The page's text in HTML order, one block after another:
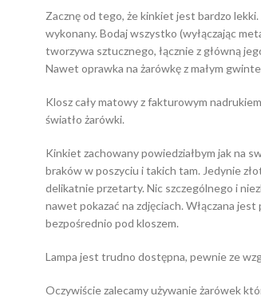
Zacznę od tego, że kinkiet jest bardzo
wykonany. Bodaj wszystko (wyłączając
tworzywa sztucznego, łącznie z główną
Nawet oprawka na żarówkę z małym
Klosz cały matowy z fakturowym
światło żarówki.
Kinkiet zachowany powiedziałbym jak na
braków w poszyciu i takich tam. Jedynie
delikatnie przetarty. Nic szczególnego i
nawet pokazać na zdjęciach. Włączana
bezpośrednio pod kloszem.
Lampa jest trudno dostępna, pewnie ze
Oczywiście zalecamy używanie żarówek